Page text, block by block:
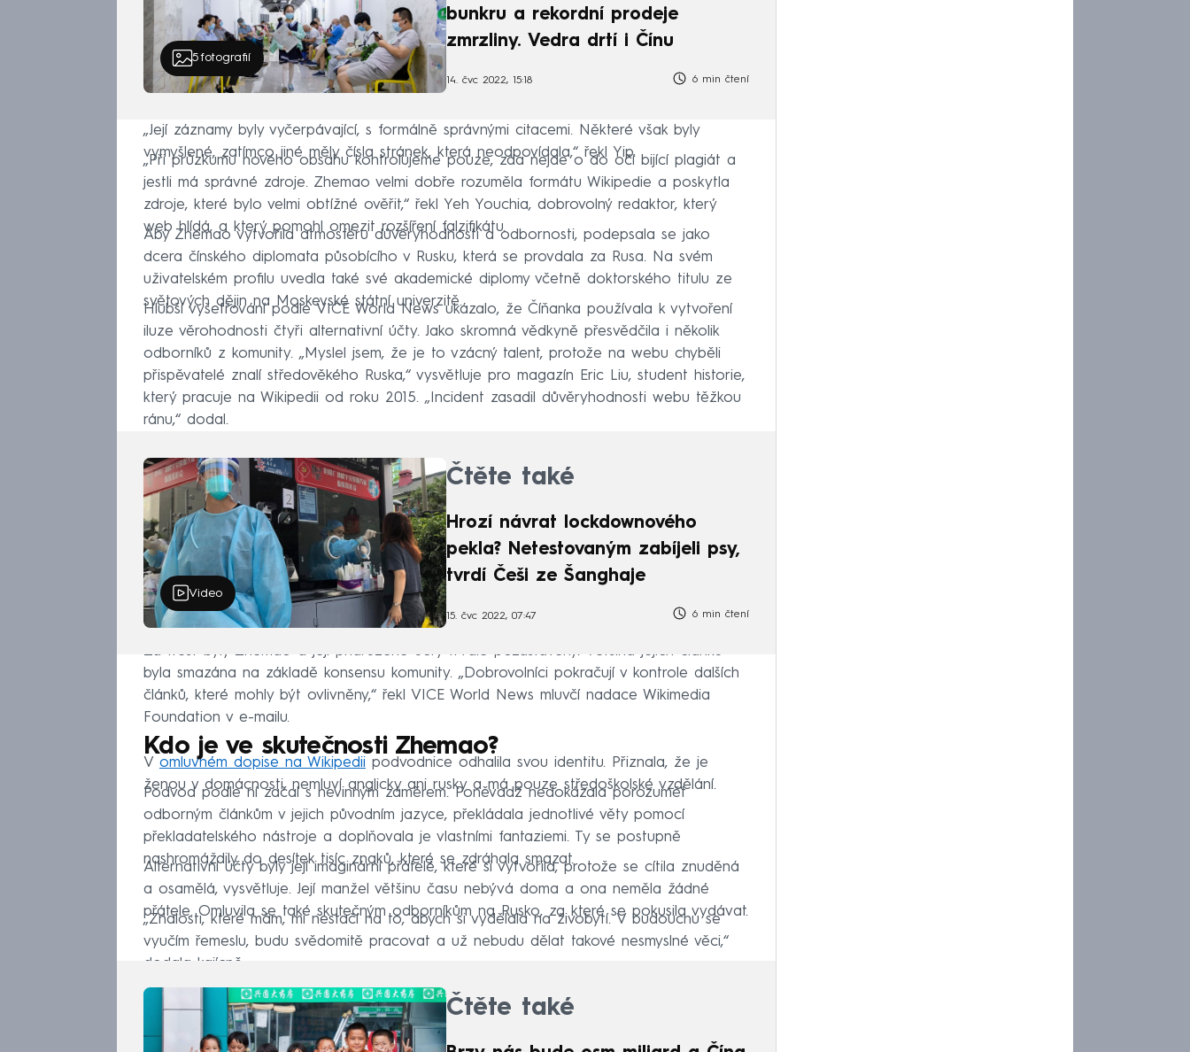
5fotografií
bunkru a rekordní prodeje
zmrzliny. Vedra drtí i Čínu
14. čvc 2022, 15:18 6 min čtení
„Její záznamy byly vyčerpávající, s formálně správnými citacemi. Některé však byly
vymyšlené, zatímco jiné měly čísla stránek, která neodpovídala,“ řekl Yip.
„Při průzkumu nového obsahu kontrolujeme pouze, zda nejde o do očí bijící plagiát a
jestli má správné zdroje. Zhemao velmi dobře rozuměla formátu Wikipedie a poskytla
zdroje, které bylo velmi obtížné ověřit,“ řekl Yeh Youchia, dobrovolný redaktor, který
web hlídá, a který pomohl omezit rozšíření falzifikátu.
Aby Zhemao vytvořila atmosféru důvěryhodnosti a odbornosti, podepsala se jako
dcera čínského diplomata působícího v Rusku, která se provdala za Rusa. Na svém
uživatelském profilu uvedla také své akademické diplomy včetně doktorského titulu ze
světových dějin na Moskevské státní univerzitě.
Hlubší vyšetřování podle VICE World News ukázalo, že Číňanka používala k vytvoření
iluze věrohodnosti čtyři alternativní účty. Jako skromná vědkyně přesvědčila i několik
odborníků z komunity. „Myslel jsem, že je to vzácný talent, protože na webu chyběli
přispěvatelé znalí středověkého Ruska,“ vysvětluje pro magazín Eric Liu, student historie,
který pracuje na Wikipedii od roku 2015. „Incident zasadil důvěryhodnosti webu těžkou
ránu,“ dodal.
Video
Čtěte také
Hrozí návrat lockdownového
pekla? Netestovaným zabíjeli psy,
tvrdí Češi ze Šanghaje
15. čvc 2022, 07:47 6 min čtení
Za trest byly Zhemao a její přidružené účty trvale pozastaveny. Většina jejích článků
byla smazána na základě konsensu komunity. „Dobrovolníci pokračují v kontrole dalších
článků, které mohly být ovlivněny,“ řekl VICE World News mluvčí nadace Wikimedia
Foundation v e-mailu.
Kdo je ve skutečnosti Zhemao?
V omluvném dopise na Wikipedii podvodnice odhalila svou identitu. Přiznala, že je
ženou v domácnosti, nemluví anglicky ani rusky a má pouze středoškolské vzdělání.
Podvod podle ní začal s nevinným záměrem. Poněvadž nedokázala porozumět
odborným článkům v jejich původním jazyce, překládala jednotlivé věty pomocí
překladatelského nástroje a doplňovala je vlastními fantaziemi. Ty se postupně
nashromáždily do desítek tisíc znaků, které se zdráhala smazat.
Alternativní účty byly její imaginární přátelé, které si vytvořila, protože se cítila znuděná
a osamělá, vysvětluje. Její manžel většinu času nebývá doma a ona neměla žádné
přátele. Omluvila se také skutečným odborníkům na Rusko, za které se pokusila vydávat.
„Znalosti, které mám, mi nestačí na to, abych si vydělala na živobytí. V budoucnu se
vyučím řemeslu, budu svědomitě pracovat a už nebudu dělat takové nesmyslné věci,“
dodala kajícně.
Čtěte také